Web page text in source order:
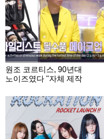
원조 코르티스, 90년대
노이즈였다 "자체 제작
[불후의 명곡]